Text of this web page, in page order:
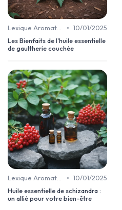
Lexique Aromathérapie • 10/01/2025
Les Bienfaits de l'huile essentielle
de gaultherie couchée
Lexique Aromathérapie • 10/01/2025
Huile essentielle de schizandra :
un allié pour votre bien-être